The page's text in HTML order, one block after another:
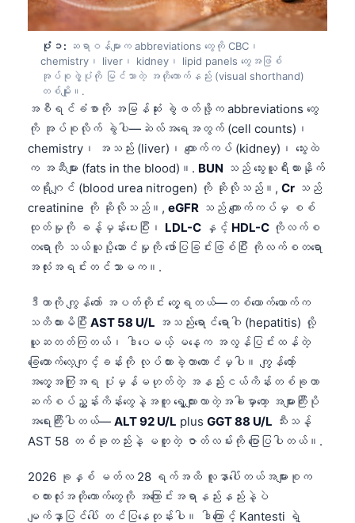
ပုံ ၁: ဆရာဝန်များက abbreviations တွေကို CBC၊
chemistry၊ liver၊ kidney၊ lipid panels တွေအဖြစ်
အုပ်စုဖွဲ့ပုံကို မြင်သာတဲ့ အတိုကောက်နည်း (visual shorthand)
တစ်မျိုး။.
အစီရင်ခံစာကို အမြန်ဆုံး ခွဲဖတ်ဖို့က abbreviations တွေ
ကို အုပ်စုလိုက် ခွဲပါ—ဆဲလ်အရေအတွက် (cell counts)၊
chemistry၊ အသည်း (liver)၊ ကျောက်ကပ် (kidney)၊ သွေးထဲ
က အဆီများ (fats in the blood)။. BUN သည် သွေးယူရီးယားနိုက်
ထရိုဂျင် (blood urea nitrogen) ကို ဆိုလိုသည်။, Cr သည်
creatinine ကို ဆိုလိုသည်။, eGFR သည် ကျောက်ကပ်မှ စစ်
ထုတ်မှုကို ခန့်မှန်းပေးပြီး၊ LDL-C နှင့် HDL-C ကိုလက်စ
တရောကို သယ်ယူပို့ဆောင်မှုကို ဖော်ပြခြင်းဖြစ်ပြီး ကိုလက်စတရော
အလုံးအရင်းတင်သာမက။.
ဒီဟာကို ကျွန်တော် အပတ်တိုင်း တွေ့ရတယ်—တစ်ယောက်ယောက်က
သတိထားမိပြီး AST 58 U/L အသည်းရောင်ရောဂါ (hepatitis) လို့
ယူဆတတ်ကြတယ်၊ ဒါပေမယ့် မနေ့က အလွန်ပြင်းထန်တဲ့
ခြေထောက်လေ့ကျင့်ခန်းကို လုပ်ထားခဲ့တာတောင်မှပါ။ ကျွန်တော့်
အတွေ့အကြုံအရ ပုံမှန်မဟုတ်တဲ့ အနည်းငယ်ကိန်းတစ်ခုဟာ
ဆက်စပ်ညွှန်းကိန်းတွေနဲ့အတူ ရွေ့လျားလာတဲ့အခါမှာတော့ အများကြီးပို
အရေးကြီးပါတယ်— ALT 92 U/L plus GGT 88 U/L သီးသန့်
AST 58 တစ်ခုတည်းနဲ့ မတူတဲ့ ဇာတ်လမ်းကို ပြောပြပါတယ်။.
2026 ခုနှစ် မတ်လ 28 ရက်အထိ လူနာပေါ်တယ်အများစုက
စကားလုံးအတိုကောက်တွေကို အကြောင်းအရာနည်းနည်းနဲ့ပဲ
မျက်နှာပြင်ပေါ် တင်ပြနေတုန်းပါ။ ဒါကြောင့် Kantesti ရဲ့